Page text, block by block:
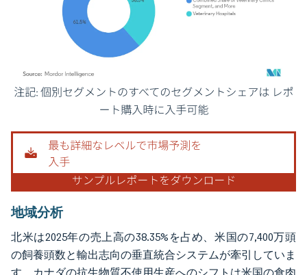
画像 © Mordor Intelligence。再利用にはCC BY 4.0の表示が必要です。
地域分析
北米は2025年の売上高の38.35%を占め、米国の7,400万頭
の飼養頭数と輸出志向の垂直統合システムが牽引していま